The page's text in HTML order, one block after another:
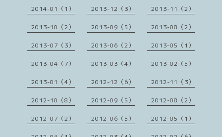
2014-01（1） 2013-12（3） 2013-11（2）
2013-10（2） 2013-09（5） 2013-08（2）
2013-07（3） 2013-06（2） 2013-05（1）
2013-04（7） 2013-03（4） 2013-02（5）
2013-01（4） 2012-12（6） 2012-11（3）
2012-10（8） 2012-09（5） 2012-08（2）
2012-07（2） 2012-06（5） 2012-05（1）